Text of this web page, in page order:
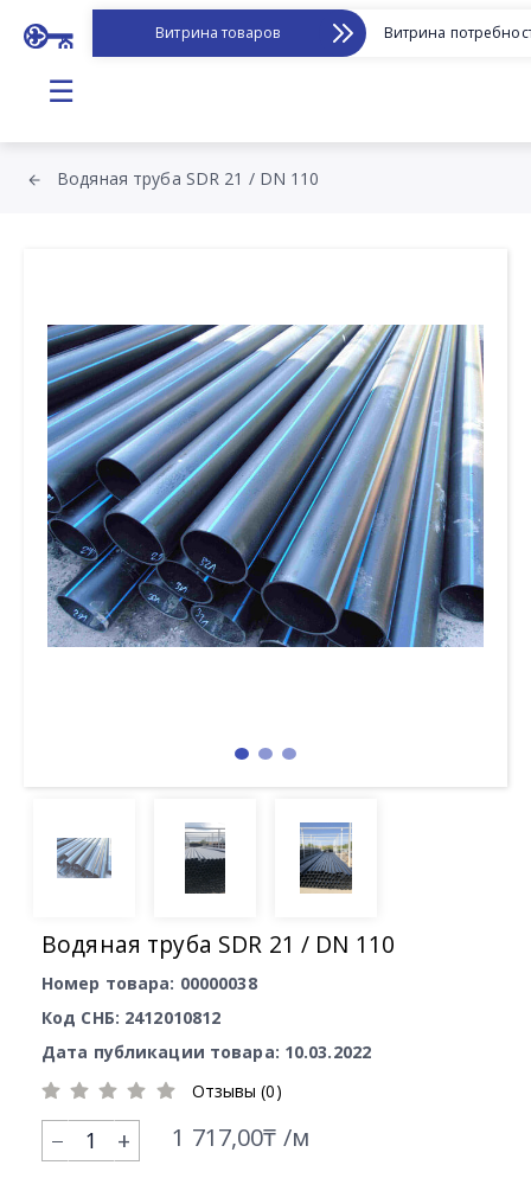
Витрина товаров Витрина
☰
Водяная труба SDR 21 / DN 110
Водяная труба SDR 21 / DN 110
Номер товара: 00000038
Код СНБ: 2412010812
Дата публикации товара: 10.03.2022
Отзывы (0)
+ 1 717,00₸ /м